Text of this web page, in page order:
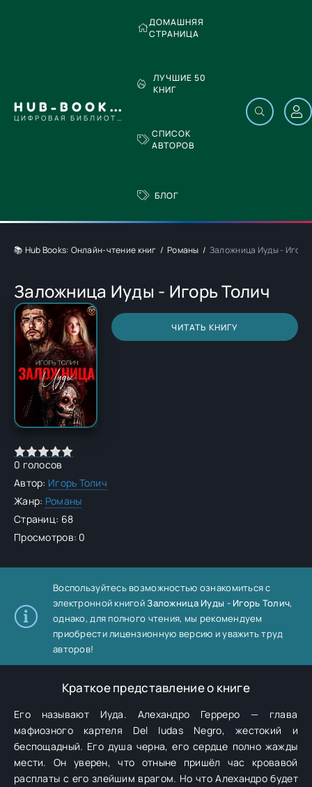
HUB-BOOKS.COM
ЦИФРОВАЯ БИБЛИОТЕКА
ДОМАШНЯЯ
СТРАНИЦА
ЛУЧШИЕ 50
КНИГ
СПИСОК
АВТОРОВ
БЛОГ
📚 Hub Books: Онлайн-чтение книг Романы Заложница Иуды - Игорь
Заложница Иуды - Игорь Толич
ЧИТАТЬ КНИГУ
0 голосов
Автор: Игорь Толич
Жанр: Романы
Страниц: 68
Просмотров: 0
Воспользуйтесь возможностью ознакомиться с
электронной книгойЗаложница Иуды - Игорь Толич,
однако, для полного чтения, мы рекомендуем
приобрести лицензионную версию и уважить труд
авторов!
Краткое представление о книге
Его называют Иуда. Алехандро Герреро — глава
мафиозного картеля Del Iudas Negro, жестокий и
беспощадный. Его душа черна, его сердце полно жажды
мести. Он уверен, что отныне пришёл час кровавой
расплаты с его злейшим врагом. Но что Алехандро будет